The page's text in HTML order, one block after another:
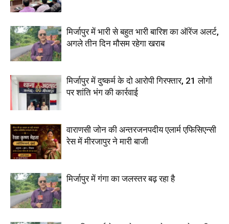
मिर्जापुर में भारी से बहुत भारी बारिश का ऑरेंज अलर्ट,
अगले तीन दिन मौसम रहेगा खराब
मिर्जापुर में दुष्कर्म के दो आरोपी गिरफ्तार, 21 लोगों
पर शांति भंग की कार्रवाई
वाराणसी जोन की अन्तरजनपदीय एलार्म एफिसिएन्सी
रेस में मीरजापुर ने मारी बाजी
मिर्जापुर में गंगा का जलस्तर बढ़ रहा है